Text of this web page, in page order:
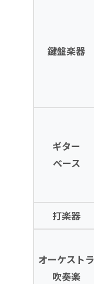
鍵盤楽器
ギター
ベース
打楽器
オーケストラ
吹奏楽